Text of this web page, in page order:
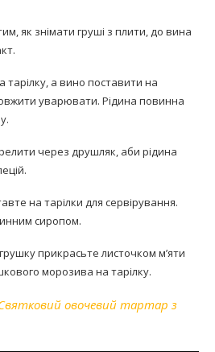
як знімати груші з плити, до вина
тарілку, а вино поставити на
уварювати. Рідина повинна
через друшляк, аби рідина
на тарілки для сервірування.
сиропом.
прикрасьте листочком м’яти
морозива на тарілку.
овочевий тартар з